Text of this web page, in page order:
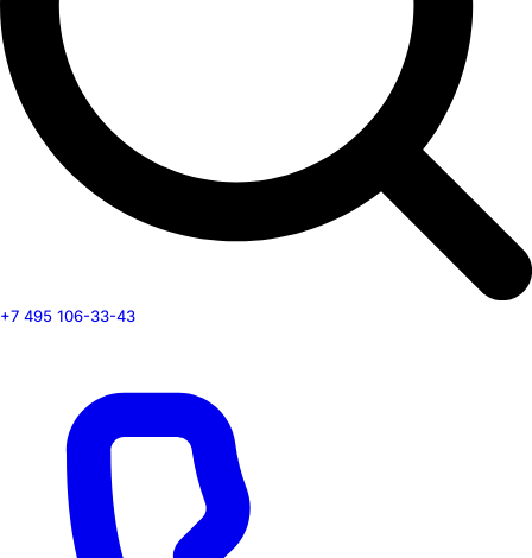
+7 495 106-33-43